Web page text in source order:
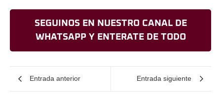
SEGUINOS EN NUESTRO CANAL DE
WHATSAPP Y ENTERATE DE TODO
Entrada anterior Entrada siguiente